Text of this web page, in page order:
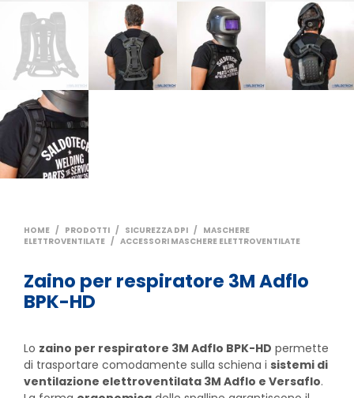
HOME / PRODOTTI / SICUREZZA DPI / MASCHERE
ELETTROVENTILATE / ACCESSORI MASCHERE ELETTROVENTILATE
Zaino per respiratore 3M Adflo
BPK-HD
Lo zaino per respiratore 3M Adflo BPK-HD permette
di trasportare comodamente sulla schiena i sistemi di
ventilazione elettroventilata 3M Adflo e Versaflo.